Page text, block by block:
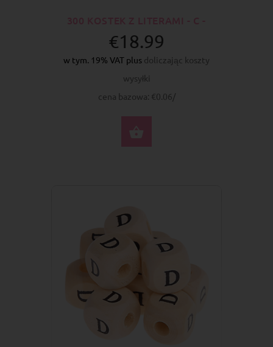
€18.99
w tym. 19% VAT plus doliczając koszty
wysyłki
cena bazowa: €0.06/